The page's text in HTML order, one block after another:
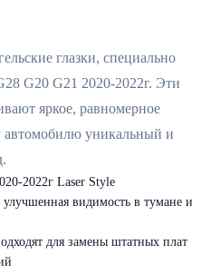
глазки, специально
G20 G21 2020-2022г. Эти
яркое, равномерное
автомобилю уникальный и
2022г Laser Style
видимость в тумане и
для замены штатных плат